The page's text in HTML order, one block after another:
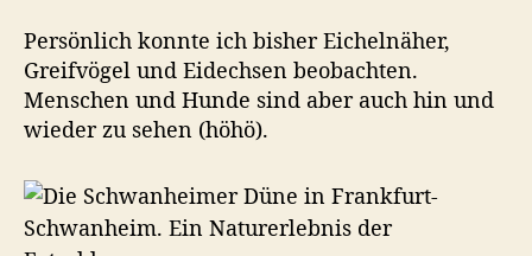
Persönlich konnte ich bisher Eichelnäher,
Greifvögel und Eidechsen beobachten.
Menschen und Hunde sind aber auch hin und
wieder zu sehen (höhö).